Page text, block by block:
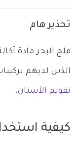
تحذير هام
ملح البحر مادة
الذين لديهم
تقويم الأسنان.
كيفية